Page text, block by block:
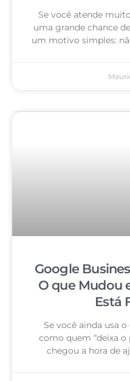
Se você atende
uma grande chance
um motivo simples:
Google
O que Mudou
Está
Se você ainda usa
como quem “deixa o
chegou a hora de